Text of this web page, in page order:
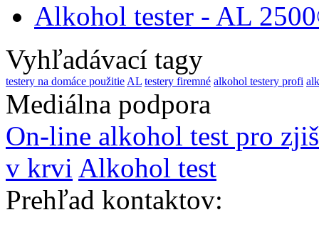
Alkohol tester - AL
Vyhľadávací tagy
testery na domáce použitie AL testery firemné alkohol testery profi
Mediálna podpora
On-line alkohol test pro
v krvi Alkohol test
Prehľad kontaktov: